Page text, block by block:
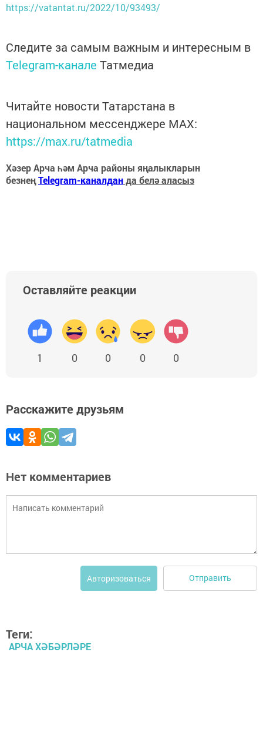
https://vatantat.ru/2022/10/93493/
Следите за самым важным и интересным в
Telegram-канале Татмедиа
Читайте новости Татарстана в
национальном мессенджере MАХ:
https://max.ru/tatmedia
Хәзер Арча һәм Арча районы яңалыкларын
безнеңTelegram-каналданда белә аласыз
Оставляйте реакции
1 0 0 0 0
Расскажите друзьям
Нет комментариев
Авторизоваться Отправить
Теги:
АРЧА ХӘБӘРЛӘРЕ